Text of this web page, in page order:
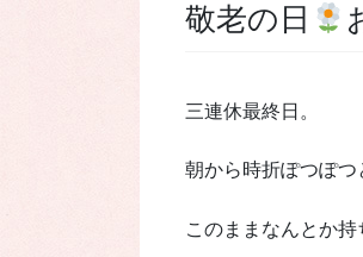
敬老の日
三連休最終日。
朝から時折ぽつぽつ
このままなんとか